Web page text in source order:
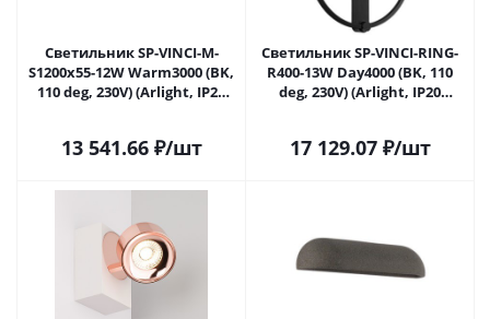
Светильник SP-VINCI-M-
S1200x55-12W Warm3000 (BK,
110 deg, 230V) (Arlight, IP20
13 541.66₽/шт
Светильник SP-VINCI-RING-
R400-13W Day4000 (BK, 110
deg, 230V) (Arlight, IP20
17 129.07₽/шт